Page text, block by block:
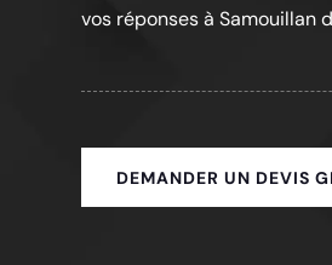
vos réponses à Samouillan
DEMANDER UN DEVIS